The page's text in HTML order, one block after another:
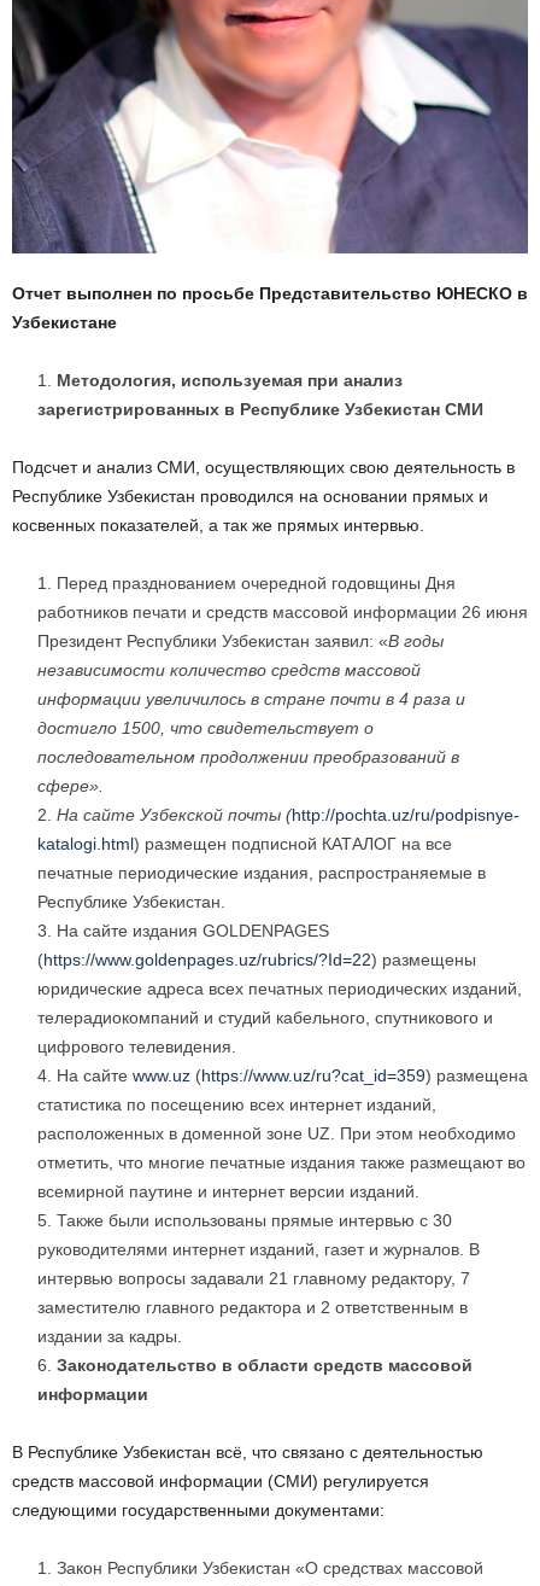
Отчет выполнен по просьбе Представительство ЮНЕСКО в
Узбекистане
Методология, используемая при анализ
зарегистрированных в Республике Узбекистан СМИ
Подсчет и анализ СМИ, осуществляющих свою деятельность в
Республике Узбекистан проводился на основании прямых и
косвенных показателей, а так же прямых интервью.
Перед празднованием очередной годовщины Дня
работников печати и средств массовой информации 26 июня
Президент Республики Узбекистан заявил: «В годы
независимости количество средств массовой
информации увеличилось в стране почти в 4 раза и
достигло 1500, что свидетельствует о
последовательном продолжении преобразований в
сфере».
На сайте Узбекской почты (http://pochta.uz/ru/podpisnye-
katalogi.html) размещен подписной КАТАЛОГ на все
печатные периодические издания, распространяемые в
Республике Узбекистан.
На сайте издания GOLDENPAGES
(https://www.goldenpages.uz/rubrics/?Id=22) размещены
юридические адреса всех печатных периодических изданий,
телерадиокомпаний и студий кабельного, спутникового и
цифрового телевидения.
На сайте www.uz (https://www.uz/ru?cat_id=359) размещена
статистика по посещению всех интернет изданий,
расположенных в доменной зоне UZ. При этом необходимо
отметить, что многие печатные издания также размещают во
всемирной паутине и интернет версии изданий.
Также были использованы прямые интервью с 30
руководителями интернет изданий, газет и журналов. В
интервью вопросы задавали 21 главному редактору, 7
заместителю главного редактора и 2 ответственным в
издании за кадры.
Законодательство в области средств массовой
информации
В Республике Узбекистан всё, что связано с деятельностью
средств массовой информации (СМИ) регулируется
следующими государственными документами:
Закон Республики Узбекистан «О средствах массовой